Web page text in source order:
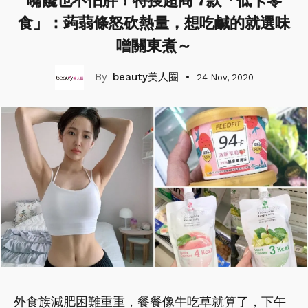
食」：蒟蒻條怒砍熱量，想吃鹹的就選味
噌關東煮～
beauty美人圈 24 Nov, 2020
外食族減肥困難重重，餐餐像牛吃草就算了，下午